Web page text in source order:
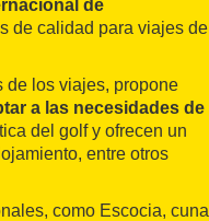
de
de calidad para viajes de
de los viajes, propone
a las necesidades de
del golf y ofrecen un
entre otros
como Escocia, cuna